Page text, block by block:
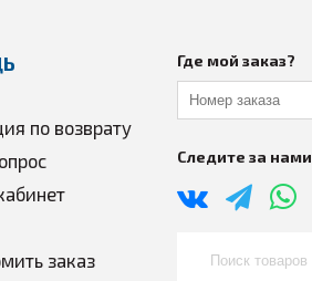
по возврату
заказ
Где мой заказ?
Следите за нами